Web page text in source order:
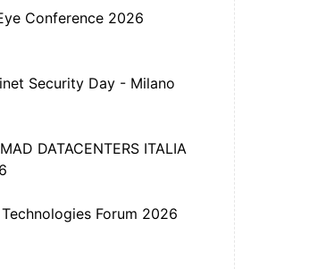
Conference 2026
Security Day - Milano
DATACENTERS ITALIA
Forum 2026